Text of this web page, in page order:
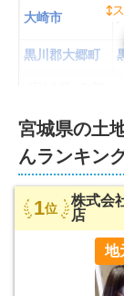
大崎市
黒川郡大郷町
石巻市
角田市
栗原市
柴田郡大河原
伊具郡丸森町
宮城県の土
んランキン
1位
株式会
店
地